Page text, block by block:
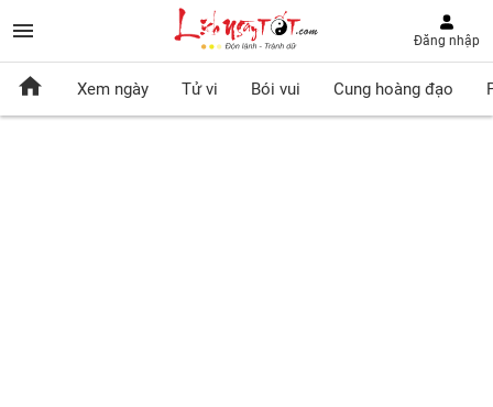
Đăng nhập
Xem ngày Tử vi Bói vui Cung hoàng đạo